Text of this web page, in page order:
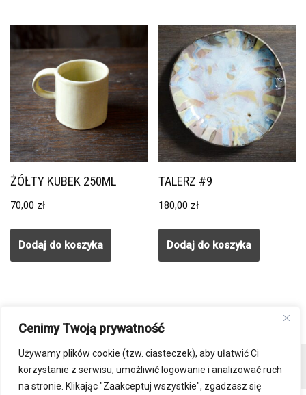
Cenimy Twoją prywatność
Używamy plików cookie (tzw. ciasteczek), aby ułatwić Ci
korzystanie z serwisu, umożliwić logowanie i analizować ruch
na stronie. Klikając "Zaakceptuj wszystkie", zgadzasz się
ŻÓŁTY KUBEK 250ML
70,00 zł
Dodaj do koszyka
TALERZ #9
180,00 zł
Dodaj do koszyka
Kontakt Regulamin sklepu
Polityka prywatności
Płatności i wysyłka
DO POBRANIA